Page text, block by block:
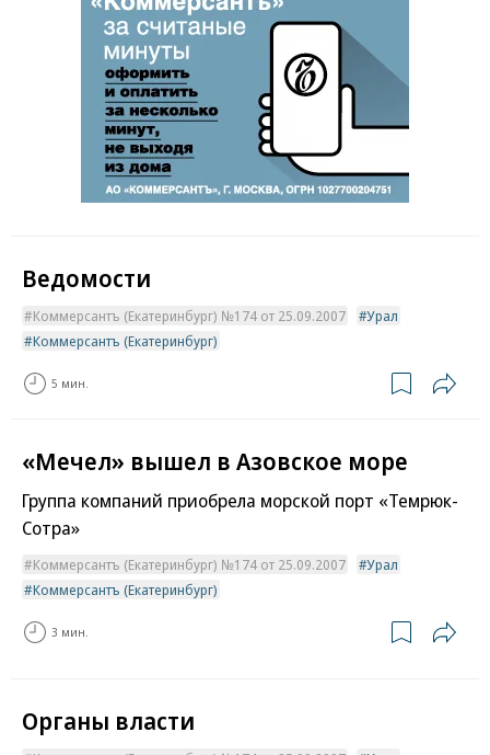
Ведомости
Коммерсантъ (Екатеринбург) №174 от 25.09.2007
Урал
Коммерсантъ (Екатеринбург)
5 мин.
«Мечел» вышел в Азовское море
Группа компаний приобрела морской порт «Темрюк-
Сотра»
Коммерсантъ (Екатеринбург) №174 от 25.09.2007
Урал
Коммерсантъ (Екатеринбург)
3 мин.
Органы власти